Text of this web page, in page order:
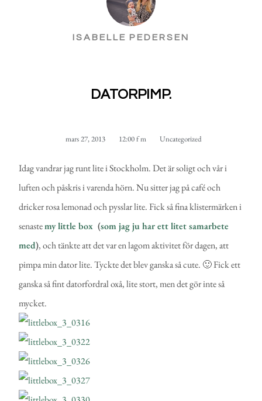
ISABELLE PEDERSEN
DATORPIMP.
mars 27, 2013 12:00 f m Uncategorized
Idag vandrar jag runt lite i Stockholm. Det är soligt och vår i
luften och påskris i varenda hörn. Nu sitter jag på café och
dricker rosa lemonad och pysslar lite. Fick så fina klistermärken i
senastemy little box (som jag ju har ett litet samarbete
med), och tänkte att det var en lagom aktivitet för dagen, att
pimpa min dator lite. Tyckte det blev ganska så cute. 🙂 Fick ett
ganska så fint datorfordral oxå, lite stort, men det gör inte så
mycket.